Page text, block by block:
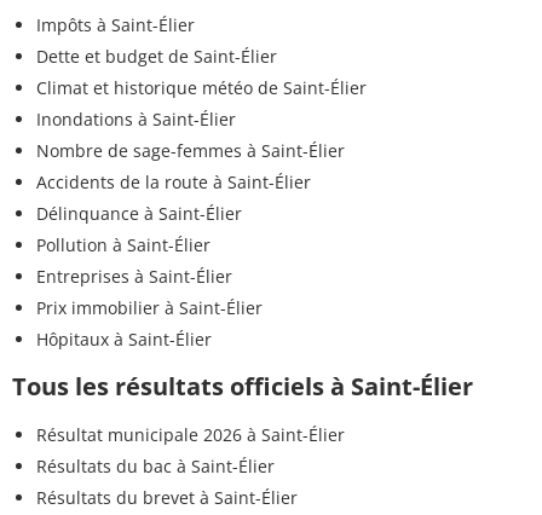
Impôts à Saint-Élier
Dette et budget de Saint-Élier
Climat et historique météo de Saint-Élier
Inondations à Saint-Élier
Nombre de sage-femmes à Saint-Élier
Accidents de la route à Saint-Élier
Délinquance à Saint-Élier
Pollution à Saint-Élier
Entreprises à Saint-Élier
Prix immobilier à Saint-Élier
Hôpitaux à Saint-Élier
Tous les résultats officiels à Saint-Élier
Résultat municipale 2026 à Saint-Élier
Résultats du bac à Saint-Élier
Résultats du brevet à Saint-Élier